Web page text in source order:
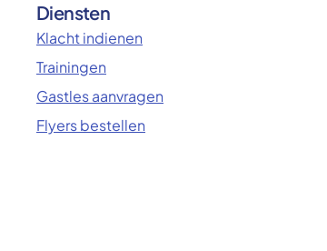
Diensten
Klacht indienen
Trainingen
Gastles aanvragen
Flyers bestellen